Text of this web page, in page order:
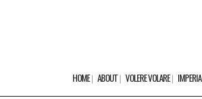
HOME ABOUT VOLERE VOLARE IMPERIA